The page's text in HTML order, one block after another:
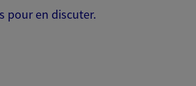
pour en discuter.